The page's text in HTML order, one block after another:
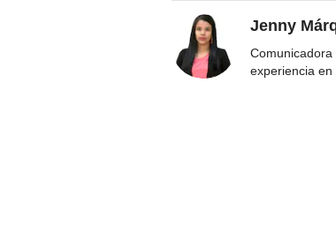
Jenny
Comunicadora
experiencia en